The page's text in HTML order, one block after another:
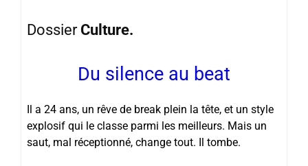
Dossier Culture.
Du silence au beat
Il a 24 ans, un rêve de break plein la tête, et un style
explosif qui le classe parmi les meilleurs. Mais un
saut, mal réceptionné, change tout. Il tombe.